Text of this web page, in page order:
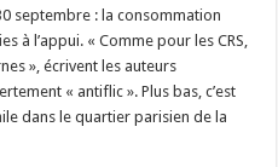
Copwatch,
le
site
qui
surveille
la
police
septembre : la consommation
à l’appui. « Comme pour les CRS,
», écrivent les auteurs
« antiflic ». Plus bas, c’est
dans le quartier parisien de la